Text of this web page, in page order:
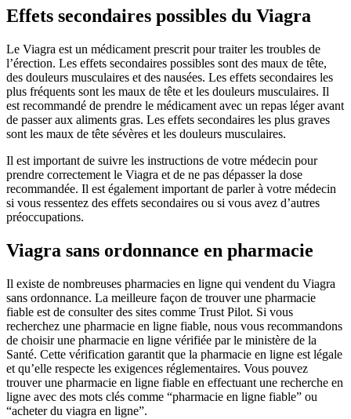
Effets secondaires possibles du Viagra
Le Viagra est un médicament prescrit pour traiter les troubles de
l’érection. Les effets secondaires possibles sont des maux de tête,
des douleurs musculaires et des nausées. Les effets secondaires les
plus fréquents sont les maux de tête et les douleurs musculaires. Il
est recommandé de prendre le médicament avec un repas léger avant
de passer aux aliments gras. Les effets secondaires les plus graves
sont les maux de tête sévères et les douleurs musculaires.
Il est important de suivre les instructions de votre médecin pour
prendre correctement le Viagra et de ne pas dépasser la dose
recommandée. Il est également important de parler à votre médecin
si vous ressentez des effets secondaires ou si vous avez d’autres
préoccupations.
Viagra sans ordonnance en pharmacie
Il existe de nombreuses pharmacies en ligne qui vendent du Viagra
sans ordonnance. La meilleure façon de trouver une pharmacie
fiable est de consulter des sites comme Trust Pilot. Si vous
recherchez une pharmacie en ligne fiable, nous vous recommandons
de choisir une pharmacie en ligne vérifiée par le ministère de la
Santé. Cette vérification garantit que la pharmacie en ligne est légale
et qu’elle respecte les exigences réglementaires. Vous pouvez
trouver une pharmacie en ligne fiable en effectuant une recherche en
ligne avec des mots clés comme “pharmacie en ligne fiable” ou
“acheter du viagra en ligne”.